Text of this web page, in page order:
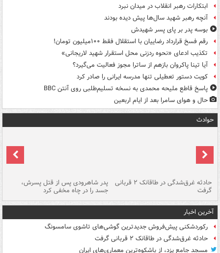
ابتکارات رهبر انقلاب در میدان نبرد
آنچه رهبر شهید سال‌ها پیش دیده بودند
بوسه‌ پدر بر پای پسر شهیدش
رقم فسخ قرارداد رضاییان با استقلال فقط ۱۰۰میلیون تومان!
تکذیب ادعای «نحوه ردزنی محل استقرار شهید لاریجانی»
آیا تینا پاکروان بازهم از ساترا مجوز فعالیت می‌گیرد؟
کویت دستور تعطیلی تنها مدرسه ایرانی را صادر کرد
پاسخ قاطع ملیحه محمدی به نسخه تسلیم‌طلبی روی آنتن BBC
حال و هوای سامرا بعد از ایام اربعین
حوادث
حادثه غرق‌شدگی در طاقانک ۲ قربانی
گرفت
پدر شاهرودی پس از قتل پسرش،
جسد را در چاه مخفی کرد
آخرین اخبار
رکوردشکنی پیش‌فروش جدیدترین گوشی‌های تاشوی سامسونگ
حادثه غرق‌شدگی در طاقانک ۲ قربانی گرفت
مسجد جامع یزد، از باشکوه‌ترین معماری‌های ایران